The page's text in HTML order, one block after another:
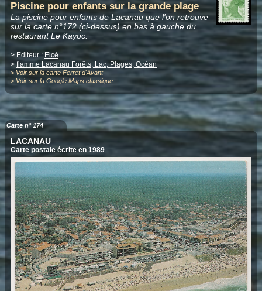
Piscine pour enfants sur la grande plage
La piscine pour enfants de Lacanau que l'on retrouve
sur la carte n°172 (ci-dessus) en bas à gauche du
restaurant Le Kayoc.
> Editeur : Elcé
>flamme Lacanau Forêts, Lac, Plages, Océan
> Voir sur la carte Ferret d'Avant
> Voir sur la Google Maps classique
Carte n° 174
LACANAU
Carte postale écrite en 1989